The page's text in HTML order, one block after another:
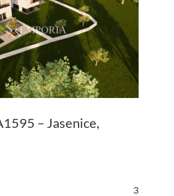
– Jasenice,
3